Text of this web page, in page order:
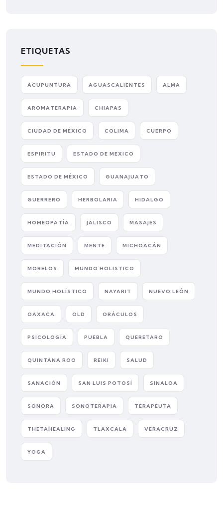
ETIQUETAS
ACUPUNTURA AGUASCALIENTES ALMA
AROMATERAPIA CHIAPAS
CIUDAD DE MÉXICO COLIMA CUERPO
ESPIRITU ESTADO DE MEXICO
ESTADO DE MÉXICO GUANAJUATO
GUERRERO HERBOLARIA HIDALGO
HOMEOPATÍA JALISCO MASAJES
MEDITACIÓN MENTE MICHOACÁN
MORELOS MUNDO HOLISTICO
MUNDO HOLÍSTICO NAYARIT NUEVO LEÓN
OAXACA OLD ORÁCULOS
PSICOLOGÍA PUEBLA QUERETARO
QUINTANA ROO REIKI SALUD
SANACIÓN SAN LUIS POTOSÍ SINALOA
SONORA SONOTERAPIA TERAPEUTA
THETAHEALING TLAXCALA VERACRUZ
YOGA